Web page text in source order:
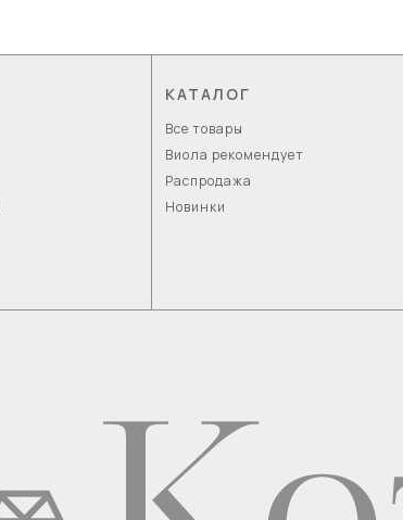
КАТАЛОГ
Все товары
Виола рекомендует
Распродажа
Новинки